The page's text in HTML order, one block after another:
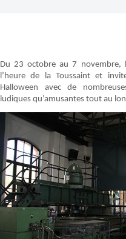
Du 23 octobre au 7 novembre,
l’heure de la Toussaint et
Halloween avec de
ludiques qu’amusantes tout au